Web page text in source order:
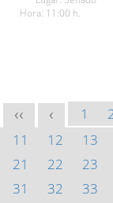
Hora: 11:00 h.
<< < 1
11
12 13
21
22 23
31
32 33